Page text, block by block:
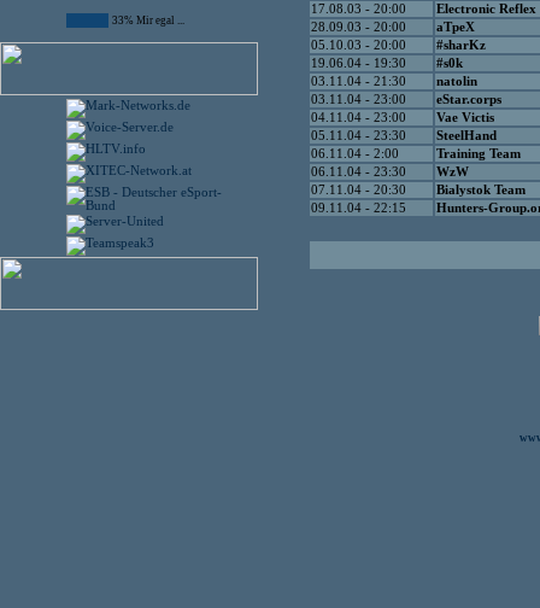
33% Mir egal ...
17.08.03 - 20:00
Electronic Reflex
28.09.03 - 20:00
aTpeX
05.10.03 - 20:00
#sharKz
19.06.04 - 19:30
#s0k
03.11.04 - 21:30
natolin
03.11.04 - 23:00
eStar.corps
04.11.04 - 23:00
Vae Victis
05.11.04 - 23:30
SteelHand
06.11.04 - 2:00
Training Team
06.11.04 - 23:30
WzW
07.11.04 - 20:30
Bialystok Team
09.11.04 - 22:15
Hunters-